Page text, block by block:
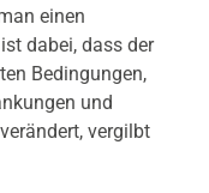
einen
dabei, dass der
Bedingungen,
und
vergilbt